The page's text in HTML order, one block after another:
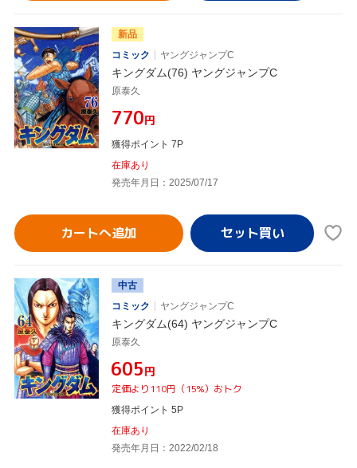
新品
コミック
ヤングジャンプC
キングダム(76) ヤングジャンプC
原泰久
¥770円
獲得ポイント 7P
在庫あり
発売年月日：2025/07/17
カートへ追加
中古
コミック
ヤングジャンプC
キングダム(64) ヤングジャンプC
原泰久
¥605円
定価より110円（15%）おトク
獲得ポイント 5P
在庫あり
発売年月日：2022/02/18